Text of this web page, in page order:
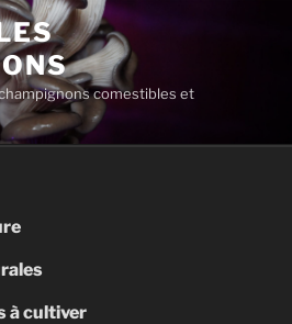
comestibles et
à cultiver